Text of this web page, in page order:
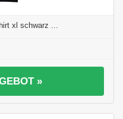
xl schwarz ...
»